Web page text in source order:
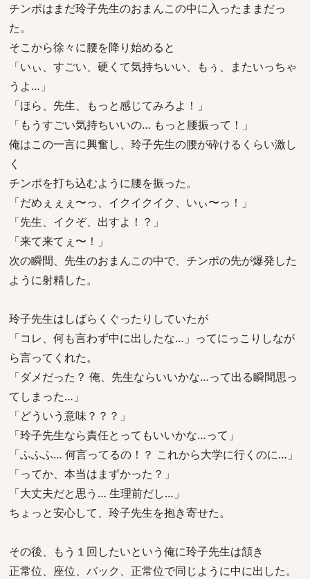
チンポはまだ玲子先生のおまんこの中に入ったままだっ
た。
そこから徐々に腰を降り始めると
「いぃ、すごい、硬くて気持ちいい、もぅ、またいっちゃ
うよ…」
「ほら、先生、もっと感じてみろよ！」
「もうすごい気持ちいいの… もっと腰振って！」
俺はこの一言に興奮し、玲子先生の腰が砕けるくらい激し
く
チンポを打ち込むように腰を振った。
「だめぇぇぇ〜っ、イクイクイク、いぃ〜っ！」
「先生、イクぞ、出すよ！？」
「来て来てぇ〜！」
次の瞬間、先生のおまんこの中で、チンポの先が爆発した
ように射精した。
玲子先生はしばらくぐったりしていたが
「コレ、何も言わず中に出したな…」ってにっこりしなが
ら言ってくれた。
「ダメだった？ 俺、先生ならいいかな…って出る瞬間思っ
てしまった…」
「どういう意味？？？」
「玲子先生なら責任とってもいいかな…って」
「ふふふ… 何言ってるの！？ これから大学に行くのに…」
「ってか、本当はまずかった？」
「大丈夫だと思う… 生理前だし…」
ちょっと安心して、玲子先生を抱き寄せた。
その後、もう１回したいという俺に玲子先生は頷き
正常位、座位、バック、正常位で同じように中に出した。